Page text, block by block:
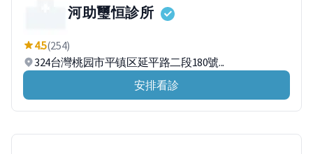
河助璽恒診所
4.5(254)
324台灣桃园市平镇区延平路二段180號...
安排看診